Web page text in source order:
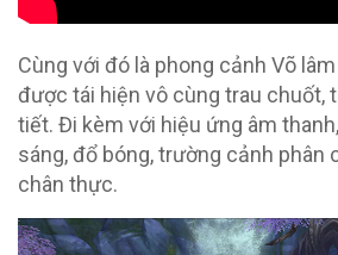
Cùng với đó là phong cảnh Võ
được tái hiện vô cùng trau chuốt,
tiết. Đi kèm với hiệu ứng âm
sáng, đổ bóng, trường cảnh phân
chân thực.